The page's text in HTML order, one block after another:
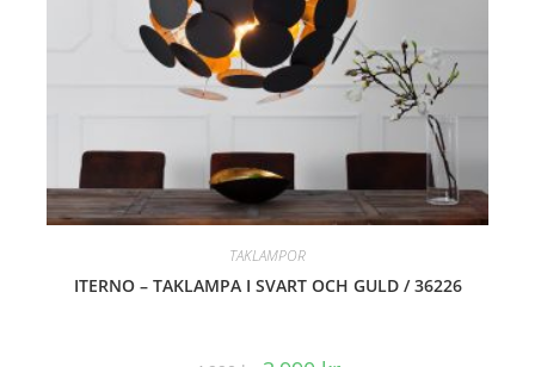
TAKLAMPOR
ITERNO – TAKLAMPA I SVART OCH GULD / 36226